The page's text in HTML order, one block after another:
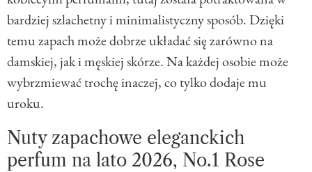
bardziej szlachetny i minimalistyczny sposób. Dzięki
temu zapach może dobrze układać się zarówno na
damskiej, jak i męskiej skórze. Na każdej osobie może
wybrzmiewać trochę inaczej, co tylko dodaje mu
uroku.
Nuty zapachowe eleganckich
perfum na lato 2026, No.1 Rose